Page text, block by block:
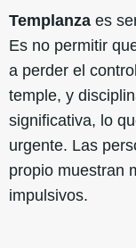
Templanza es
Es no permitir
a perder el
temple, y
significativa, lo
urgente. Las
propio muestran
impulsivos.